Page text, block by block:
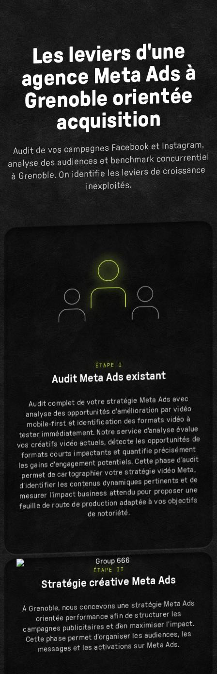
Les leviers d'une
agence Meta Ads à
Grenoble orientée
acquisition
Audit de vos campagnes Facebook et Instagram,
analyse des audiences et benchmark concurrentiel
à Grenoble. On identifie les leviers de croissance
inexploités.
ÉTAPE I
Audit Meta Ads existant
Audit complet de votre stratégie Meta Ads avec
analyse des opportunités d'amélioration par vidéo
mobile-first et identification des formats vidéo à
tester immédiatement. Notre service d'analyse évalue
vos créatifs vidéo actuels, détecte les opportunités de
formats courts impactants et quantifie précisément
les gains d'engagement potentiels. Cette phase d'audit
permet de cartographier votre stratégie vidéo Meta,
d'identifier les contenus dynamiques pertinents et de
mesurer l'impact business attendu pour proposer une
feuille de route de production adaptée à vos objectifs
de notoriété.
ÉTAPE II
Stratégie créative Meta Ads
À Grenoble, nous concevons une stratégie Meta Ads
orientée performance afin de structurer les
campagnes publicitaires et d’en maximiser l’impact.
Cette phase permet d’organiser les audiences, les
messages et les activations sur Meta Ads.